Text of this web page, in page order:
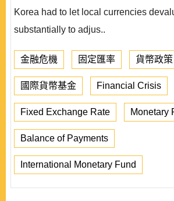
Korea had to let local currencies
substantially to adjus..
金融危機 固定匯率 貨幣政策
國際貨幣基金 Financial Crisis
Fixed Exchange Rate Monetary
Balance of Payments
International Monetary Fund